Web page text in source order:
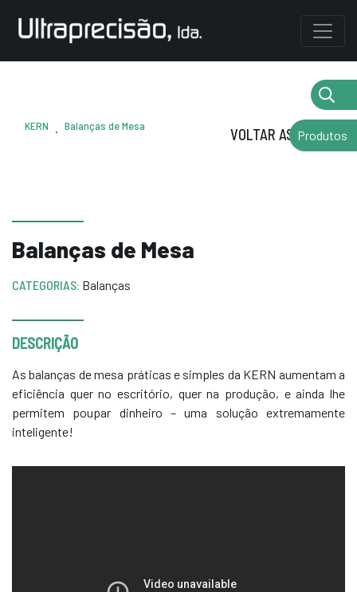
KERN . Balanças de Mesa VOLTAR AS MARCAS
Balanças de Mesa
CATEGORIAS: Balanças
DESCRIÇÃO
As balanças de mesa práticas e simples da KERN aumentam a
eficiência quer no escritório, quer na produção, e ainda lhe
permitem poupar dinheiro – uma solução extremamente
inteligente!
Produtos